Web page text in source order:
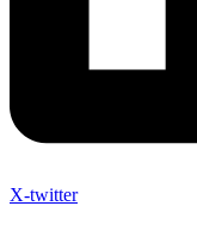
X-twitter